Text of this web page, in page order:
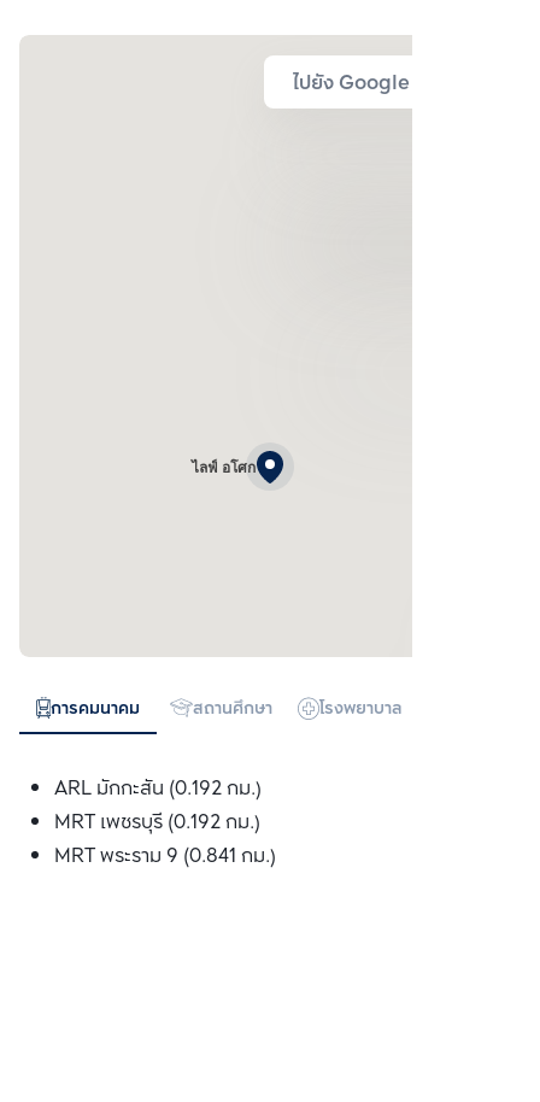
ไปยัง Google Map
ไลฟ์ อโศก
การคมนาคม สถานศึกษา โรงพยาบาล
ARL มักกะสัน (0.192 กม.)
MRT เพชรบุรี (0.192 กม.)
MRT พระราม 9 (0.841 กม.)